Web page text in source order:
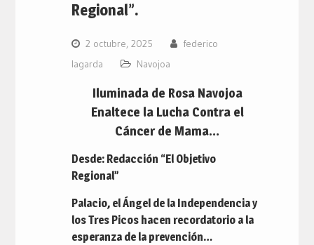
Regional”.
2 octubre, 2025
federico
lagarda
Navojoa
Iluminada de Rosa Navojoa
Enaltece la Lucha Contra el
Cáncer de Mama…
Desde: Redacción “El Objetivo
Regional”
Palacio, el Ángel de la Independencia y
los Tres Picos hacen recordatorio a la
esperanza de la prevención…